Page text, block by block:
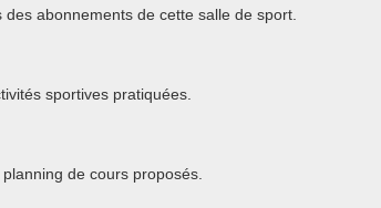
abonnements de cette salle de sport.
sportives pratiquées.
de cours proposés.